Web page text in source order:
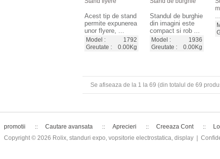
Acest tip de stand
permite expunerea
unor flyere, ...
Model :
1792
Greutate :
0.00Kg
Standul de burghie
din imagini este
compact si rob ...
Model :
1936
Greutate :
0.00Kg
Se afiseaza de la 1 la 69 (din totalul de 69
promotii Cautare avansata Aprecieri Creeaza Cont
Copyright © 2026 Rolix, standuri expo, vopsitorie electrostatica, display |